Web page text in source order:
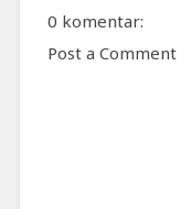
0 komentar:
Post a Comment